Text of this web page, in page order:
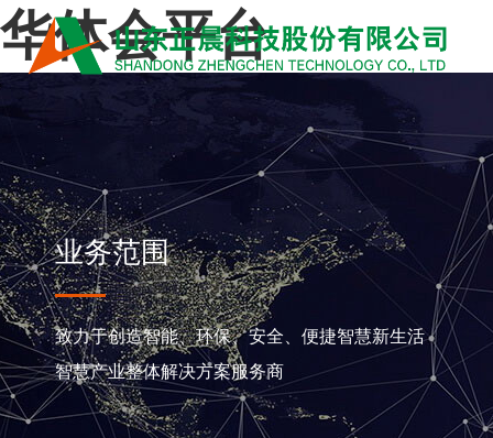
华体会平台
业务范围
致力于创造智能、环保、安全、便捷智慧新生活
智慧产业整体解决方案服务商